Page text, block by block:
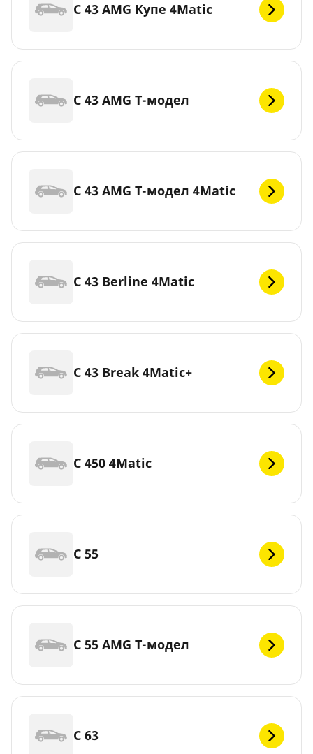
C 43 AMG Купе 4Matic
C 43 AMG Т-модел
C 43 AMG Т-модел 4Matic
C 43 Berline 4Matic
C 43 Break 4Matic+
C 450 4Matic
C 55
C 55 AMG Т-модел
C 63